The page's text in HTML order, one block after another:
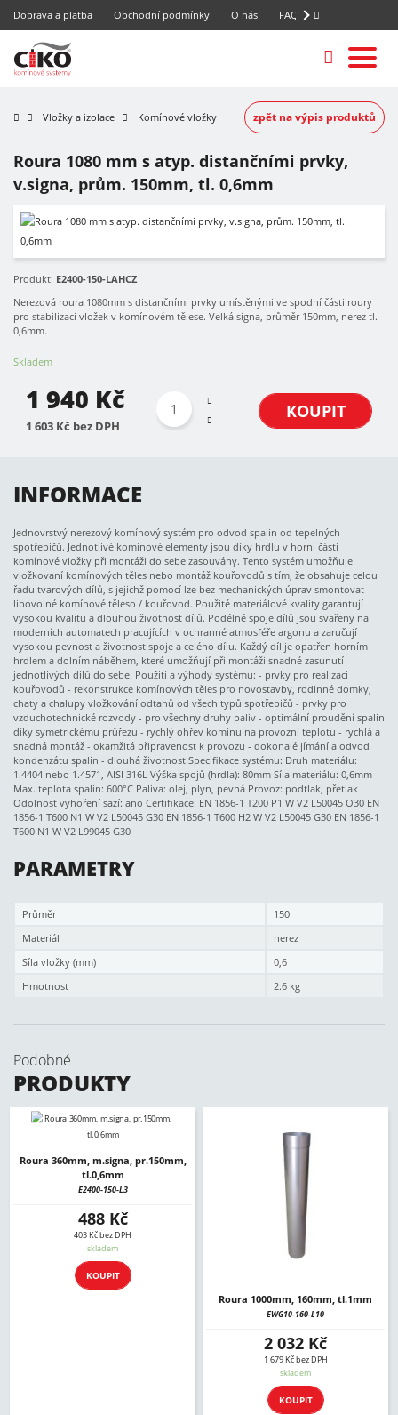
Doprava a platba Obchodní podmínky O nás FAQ
Vložky a izolace Komínové vložky zpět na výpis produktů
Roura 1080 mm s atyp. distančními prvky,
v.signa, prům. 150mm, tl. 0,6mm
Produkt: E2400-150-LAHCZ
Nerezová roura 1080mm s distančními prvky umístěnými ve spodní části roury
pro stabilizaci vložek v komínovém tělese. Velká signa, průměr 150mm, nerez tl.
0,6mm.
Skladem
1 940 Kč
1 603 Kč bez DPH
KOUPIT
INFORMACE
Jednovrstvý nerezový komínový systém pro odvod spalin od tepelných
spotřebičů. Jednotlivé komínové elementy jsou díky hrdlu v horní části
komínové vložky při montáži do sebe zasouvány. Tento systém umožňuje
vložkovaní komínových těles nebo montáž kouřovodů s tím, že obsahuje celou
řadu tvarových dílů, s jejichž pomocí lze bez mechanických úprav smontovat
libovolné komínové těleso / kouřovod. Použité materiálové kvality garantují
vysokou kvalitu a dlouhou životnost dílů. Podélné spoje dílů jsou svařeny na
moderních automatech pracujících v ochranné atmosféře argonu a zaručují
vysokou pevnost a životnost spoje a celého dílu. Každý díl je opatřen horním
hrdlem a dolním náběhem, které umožňují při montáži snadné zasunutí
jednotlivých dílů do sebe. Použití a výhody systému: - prvky pro realizaci
kouřovodů - rekonstrukce komínových těles pro novostavby, rodinné domky,
chaty a chalupy vložkování odtahů od všech typů spotřebičů - prvky pro
vzduchotechnické rozvody - pro všechny druhy paliv - optimální proudění spalin
díky symetrickému průřezu - rychlý ohřev komínu na provozní teplotu - rychlá a
snadná montáž - okamžitá připravenost k provozu - dokonalé jímání a odvod
kondenzátu spalin - dlouhá životnost Specifikace systému: Druh materiálu:
1.4404 nebo 1.4571, AISI 316L Výška spojů (hrdla): 80mm Síla materiálu: 0,6mm
Max. teplota spalin: 600°C Paliva: olej, plyn, pevná Provoz: podtlak, přetlak
Odolnost vyhoření sazí: ano Certifikace: EN 1856-1 T200 P1 W V2 L50045 O30 EN
1856-1 T600 N1 W V2 L50045 G30 EN 1856-1 T600 H2 W V2 L50045 G30 EN 1856-1
T600 N1 W V2 L99045 G30
PARAMETRY
Průměr
150
Materiál
nerez
Síla vložky (mm)
0,6
Hmotnost
2.6 kg
Podobné
PRODUKTY
Roura 360mm, m.signa, pr.150mm,
tl.0,6mm
E2400-150-L3
488 Kč
403 Kč bez DPH
skladem
KOUPIT
Roura 1000mm, 160mm, tl.1mm
EWG10-160-L10
2 032 Kč
1 679 Kč bez DPH
skladem
KOUPIT